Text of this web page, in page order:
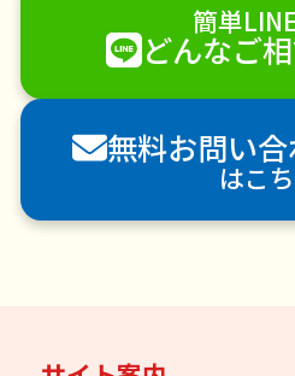
ハウスクリーニング
雪か
襖（ふすま）の張替え
害獣駆除
防草シート
害虫
簡単
どんなご
無料お問い
はこ